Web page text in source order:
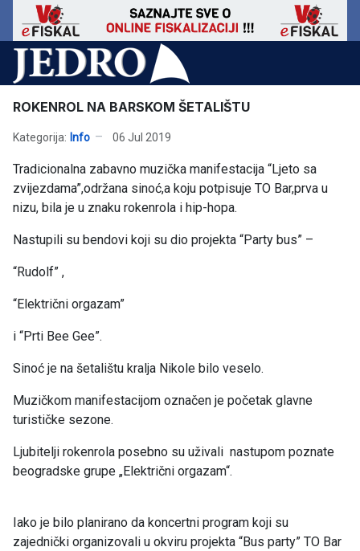
ROKENROL NA BARSKOM ŠETALIŠTU
Kategorija: Info 06 Jul 2019
Tradicionalna zabavno muzička manifestacija “Ljeto sa
zvijezdama”,održana sinoć,a koju potpisuje TO Bar,prva u
nizu, bila je u znaku rokenrola i hip-hopa.
Nastupili su bendovi koji su dio projekta “Party bus” –
“Rudolf” ,
“Električni orgazam”
i “Prti Bee Gee”.
Sinoć je na šetalištu kralja Nikole bilo veselo.
Muzičkom manifestacijom označen je početak glavne
turističke sezone.
Ljubitelji rokenrola posebno su uživali nastupom poznate
beogradske grupe „Električni orgazam“.
Iako je bilo planirano da koncertni program koji su
zajednički organizovali u okviru projekta “Bus party” TO Bar